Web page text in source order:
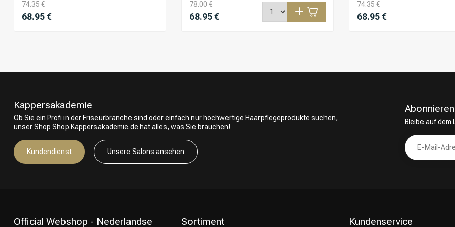
74.35 €
68.95 €
78.00 €
68.95 €
74.35 €
68.95 €
Kappersakademie
Ob Sie ein Profi in der Friseurbranche sind oder einfach nur hochwertige Haarpflegeprodukte suchen,
unser Shop Shop.Kappersakademie.de hat alles, was Sie brauchen!
Kundendienst Unsere Salons ansehen
Bleibe auf
Official Webshop - Nederlandse Sortiment Kundenservice